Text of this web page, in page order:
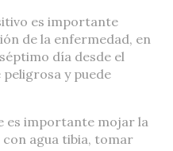
es importante
de la enfermedad, en
día desde el
peligrosa y puede
es importante mojar la
con agua tibia, tomar